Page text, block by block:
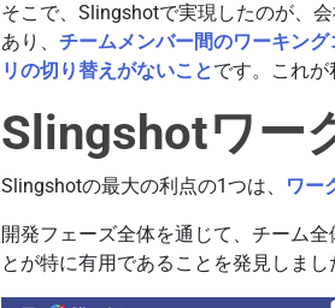
そこで、Slingshotで実現したのが、
あり、チームメンバー間のワーキン
リの切り替えがないことです。これが
Slingshotワー
Slingshotの最大の利点の1つは、 ワー
開発フェーズ全体を通じて、チーム
とが特に有用であることを発見しまし